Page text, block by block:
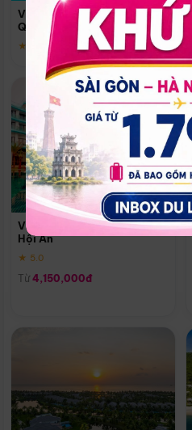
Vinpearl Resort & Spa Phu
Quoc
★ 5.0
Vinpearl Resort & Golf Nam
Hội An
★ 5.0
Từ 4,150,000đ